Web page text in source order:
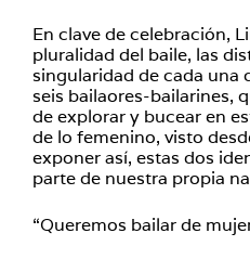
En clave de celebración,
pluralidad del baile, las
singularidad de cada una
seis bailaores-bailarines,
de explorar y bucear en
de lo femenino, visto
exponer así, estas dos
parte de nuestra propia
“Queremos bailar de